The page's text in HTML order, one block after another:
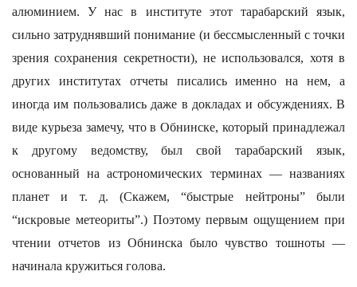
алюминием. У нас в институте этот тарабарский язык,
сильно затруднявший понимание (и бессмысленный с точки
зрения сохранения секретности), не использовался, хотя в
других институтах отчеты писались именно на нем, а
иногда им пользовались даже в докладах и обсуждениях. В
виде курьеза замечу, что в Обнинске, который принадлежал
к другому ведомству, был свой тарабарский язык,
основанный на астрономических терминах — названиях
планет и т. д. (Скажем, “быстрые нейтроны” были
“искровые метеориты”.) Поэтому первым ощущением при
чтении отчетов из Обнинска было чувство тошноты —
начинала кружиться голова.